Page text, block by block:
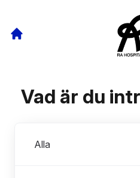
Vad är du
Alla